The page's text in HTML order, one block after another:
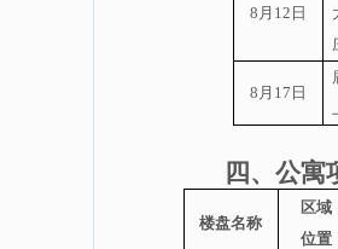
8 月 12 日
8 月 17 日
四、公寓
楼盘名称
区域
位置